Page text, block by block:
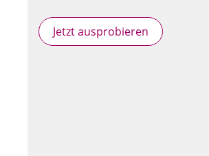
Jetzt ausprobieren